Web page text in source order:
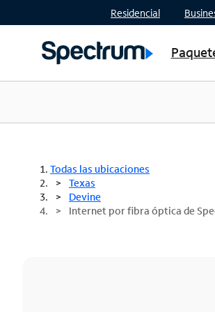
Residencial
Ver
Todas las ubicaciones
Texas
Devine
Internet por fibra óptica de